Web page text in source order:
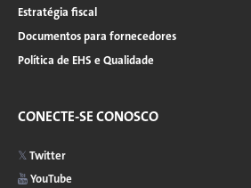
Estratégia fiscal
Documentos para fornecedores
Política de EHS e Qualidade
CONECTE-SE CONOSCO
Twitter
YouTube